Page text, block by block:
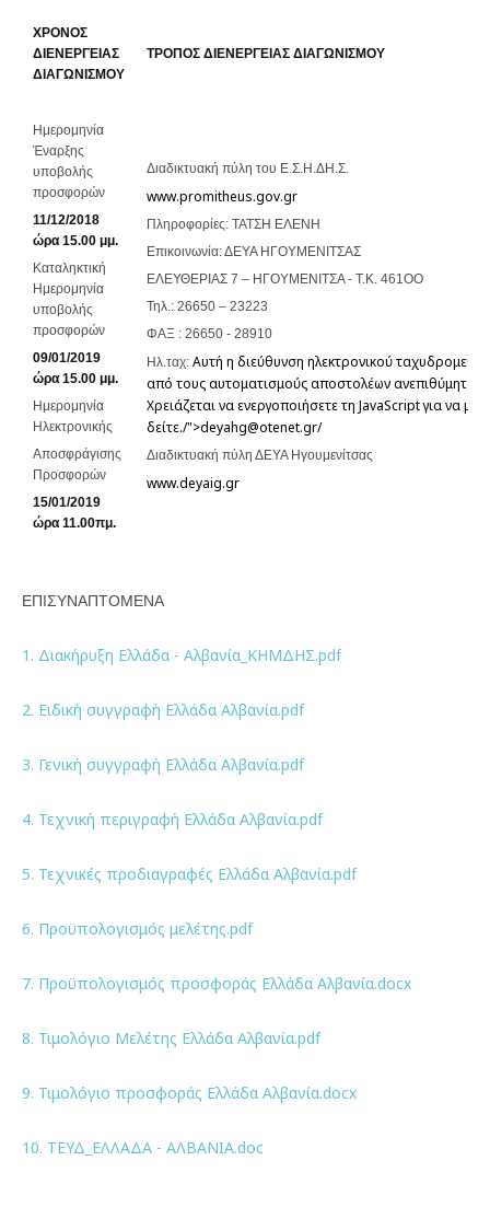
ΧΡΟΝΟΣ
ΔΙΕΝΕΡΓΕΙΑΣ
ΔΙΑΓΩΝΙΣΜΟΥ
ΤΡΟΠΟΣ ΔΙΕΝΕΡΓΕΙΑΣ ΔΙΑΓΩΝΙΣΜΟΥ
Ημερομηνία
Έναρξης
υποβολής
προσφορών
11/12/2018
ώρα 15.00 μμ.
Καταληκτική
Ημερομηνία
υποβολής
προσφορών
09/01/2019
ώρα 15.00 μμ.
Ημερομηνία
Ηλεκτρονικής
Αποσφράγισης
Προσφορών
15/01/2019
ώρα 11.00πμ.
Διαδικτυακή πύλη του Ε.Σ.Η.ΔΗ.Σ.
www.promitheus.gov.gr
Πληροφορίες: ΤΑΤΣΗ ΕΛΕΝΗ
Επικοινωνία: ΔΕΥΑ ΗΓΟΥΜΕΝΙΤΣΑΣ
ΕΛΕΥΘΕΡΙΑΣ 7 – ΗΓΟΥΜΕΝΙΤΣΑ - T.K. 461ΟΟ
Τηλ.: 26650 – 23223
ΦΑΞ : 26650 - 28910
Ηλ.ταχ: Αυτή η διεύθυνση ηλεκτρονικού
από τους αυτοματισμούς αποστολέων ανεπιθύμητων
Χρειάζεται να ενεργοποιήσετε τη JavaScript για να
δείτε./">deyahg@otenet.gr/
Διαδικτυακή πύλη ΔΕΥΑ Ηγουμενίτσας
www.deyaig.gr
ΕΠΙΣΥΝΑΠΤΟΜΕΝΑ
1. Διακήρυξη Ελλάδα - Αλβανία_ΚΗΜΔΗΣ.pdf
2. Ειδική συγγραφή Ελλάδα Αλβανία.pdf
3. Γενική συγγραφή Ελλάδα Αλβανία.pdf
4. Τεχνική περιγραφή Ελλάδα Αλβανία.pdf
5. Τεχνικές προδιαγραφές Ελλάδα Αλβανία.pdf
6. Προϋπολογισμός μελέτης.pdf
7. Προϋπολογισμός προσφοράς Ελλάδα Αλβανία.docx
8. Τιμολόγιο Μελέτης Ελλάδα Αλβανία.pdf
9. Τιμολόγιο προσφοράς Ελλάδα Αλβανία.docx
10. ΤΕΥΔ_ΕΛΛΑΔΑ - ΑΛΒΑΝΙΑ.doc